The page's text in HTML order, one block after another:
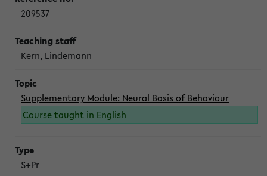
209537
Kern, Lindemann
Supplementary Module: Neural Basis of Behaviour
Course taught in English
S+Pr